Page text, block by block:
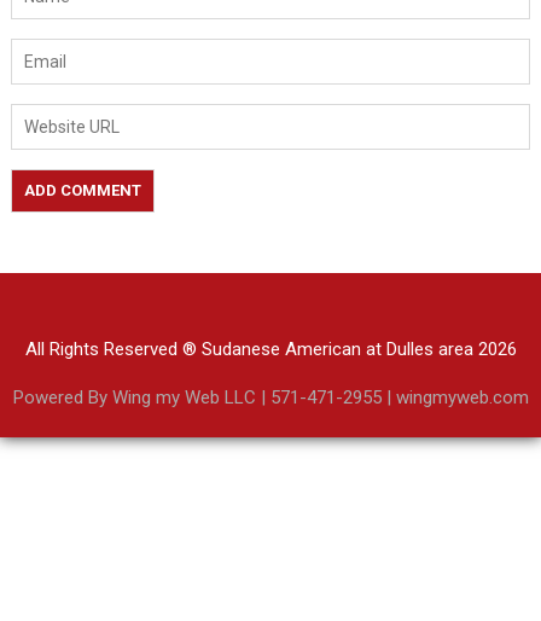
All Rights Reserved ® Sudanese American at Dulles area 2026
Powered By Wing my Web LLC | 571-471-2955 | wingmyweb.com